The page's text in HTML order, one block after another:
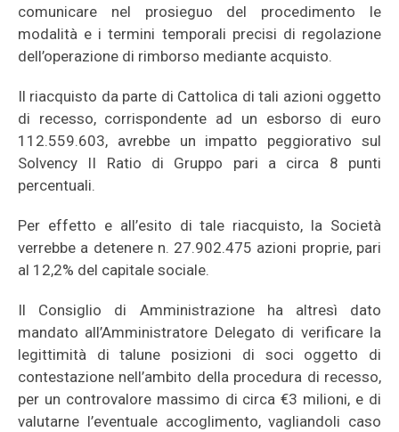
comunicare nel prosieguo del procedimento le
modalità e i termini temporali precisi di regolazione
dell’operazione di rimborso mediante acquisto.
Il riacquisto da parte di Cattolica di tali azioni oggetto
di recesso, corrispondente ad un esborso di euro
112.559.603, avrebbe un impatto peggiorativo sul
Solvency II Ratio di Gruppo pari a circa 8 punti
percentuali.
Per effetto e all’esito di tale riacquisto, la Società
verrebbe a detenere n. 27.902.475 azioni proprie, pari
al 12,2% del capitale sociale.
Il Consiglio di Amministrazione ha altresì dato
mandato all’Amministratore Delegato di verificare la
legittimità di talune posizioni di soci oggetto di
contestazione nell’ambito della procedura di recesso,
per un controvalore massimo di circa €3 milioni, e di
valutarne l’eventuale accoglimento, vagliandoli caso